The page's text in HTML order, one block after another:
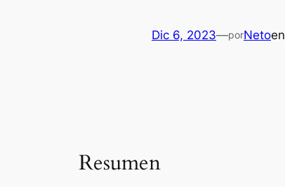
Dic 6, 2023—porNetoen
Resumen